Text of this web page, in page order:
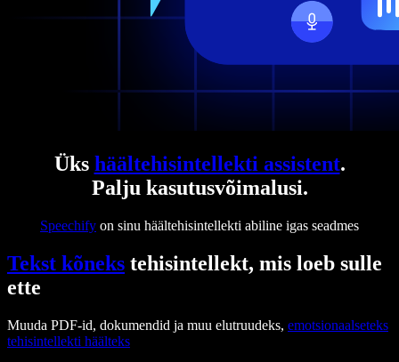
Üks häältehisintellekti assistent.
Palju kasutusvõimalusi.
Speechify on sinu häältehisintellekti abiline igas seadmes
Tekst kõneks tehisintellekt, mis loeb sulle
ette
Muuda PDF-id, dokumendid ja muu elutruudeks, emotsionaalseteks
tehisintellekti häälteks